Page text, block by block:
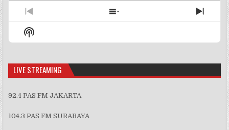
Previous
Episode
Show
Episodes
Next
Show
Podcast
LIVE STREAMING
92.4 PAS FM JAKARTA
104.3 PAS FM SURABAYA